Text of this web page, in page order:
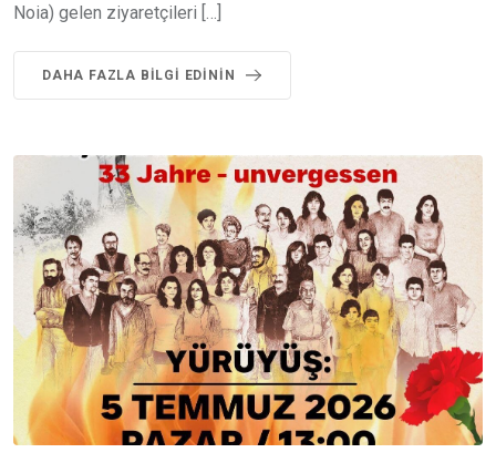
Noia) gelen ziyaretçileri […]
DAHA FAZLA BILGI EDININ